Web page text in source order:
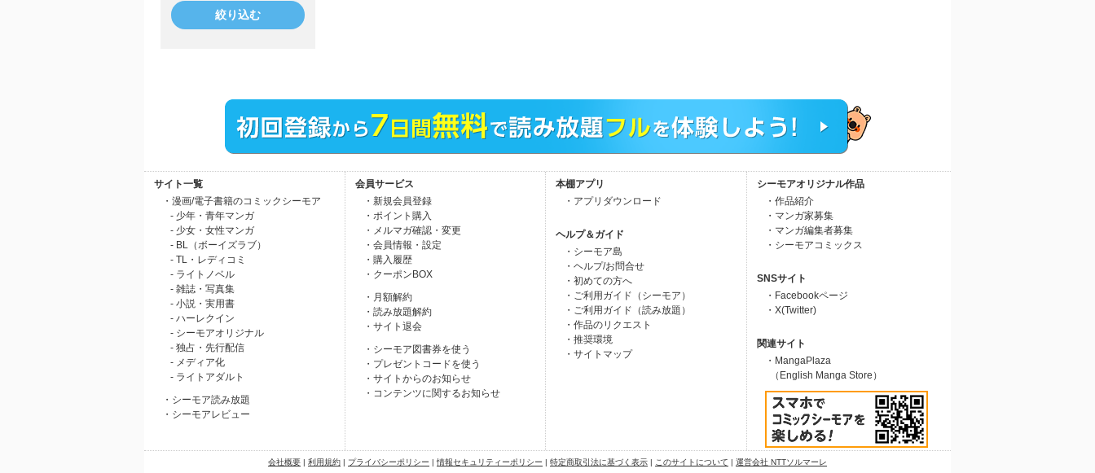
絞り込む
サイト一覧
・漫画/電子書籍のコミックシーモア
- 少年・青年マンガ
- 少女・女性マンガ
- BL（ボーイズラブ）
- TL・レディコミ
- ライトノベル
- 雑誌・写真集
- 小説・実用書
- ハーレクイン
- シーモアオリジナル
- 独占・先行配信
- メディア化
- ライトアダルト
・シーモア読み放題
・シーモアレビュー
会員サービス
・新規会員登録
・ポイント購入
・メルマガ確認・変更
・会員情報・設定
・購入履歴
・クーポンBOX
・月額解約
・読み放題解約
・サイト退会
・シーモア図書券を使う
・プレゼントコードを使う
・サイトからのお知らせ
・コンテンツに関するお知らせ
本棚アプリ
・アプリダウンロード
ヘルプ＆ガイド
・シーモア島
・ヘルプ/お問合せ
・初めての方へ
・ご利用ガイド（シーモア）
・ご利用ガイド（読み放題）
・作品のリクエスト
・推奨環境
・サイトマップ
シーモアオリジナル作品
・作品紹介
・マンガ家募集
・マンガ編集者募集
・シーモアコミックス
SNSサイト
・Facebookページ
・X(Twitter)
関連サイト
・MangaPlaza
（English Manga Store）
会社概要 利用規約 プライバシーポリシー 情報セキュリティーポリシー 特定商取引法に基づく表示 このサイトについて 運営会社 NTTソルマーレ